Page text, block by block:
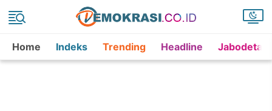
Home Indeks Trending Headline